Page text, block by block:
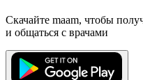
Скачайте maam, чтобы
и общаться с врачами